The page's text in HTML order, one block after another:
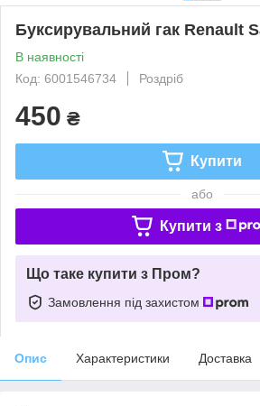
Буксирувальний гак Renault
В наявності
Код: 6001546734
Роздріб
450 ₴
Купити
або
Купити з
Що таке купити з Пром?
Замовлення під захистом
Опис Характеристики Доставка